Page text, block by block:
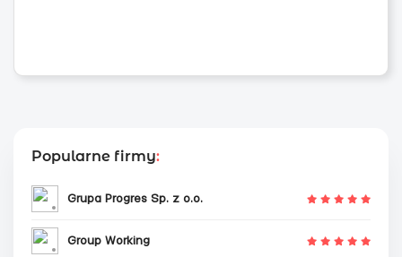
Popularne firmy:
Grupa Progres Sp. z o.o.
Group Working